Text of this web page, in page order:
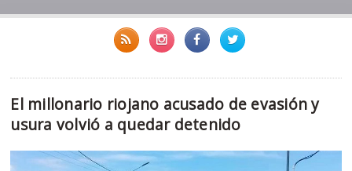
El millonario riojano acusado de evasión y
usura volvió a quedar detenido